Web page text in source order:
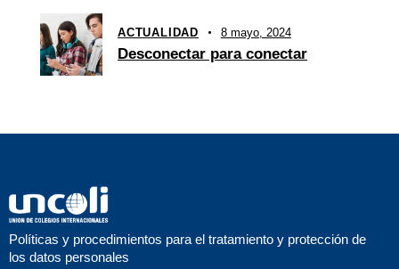
ACTUALIDAD 8 mayo, 2024
Desconectar para conectar
Políticas y procedimientos para el tratamiento y protección de
los datos personales